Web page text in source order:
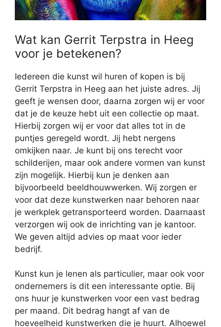
Wat kan Gerrit Terpstra in Heeg
voor je betekenen?
Iedereen die kunst wil huren of kopen is bij
Gerrit Terpstra in Heeg aan het juiste adres. Jij
geeft je wensen door, daarna zorgen wij er voor
dat je de keuze hebt uit een collectie op maat.
Hierbij zorgen wij er voor dat alles tot in de
puntjes geregeld wordt. Jij hebt nergens
omkijken naar. Je kunt bij ons terecht voor
schilderijen, maar ook andere vormen van kunst
zijn mogelijk. Hierbij kun je denken aan
bijvoorbeeld beeldhouwwerken. Wij zorgen er
voor dat deze kunstwerken naar behoren naar
je werkplek getransporteerd worden. Daarnaast
verzorgen wij ook de inrichting van je kantoor.
We geven altijd advies op maat voor ieder
bedrijf.
Kunst kun je lenen als particulier, maar ook voor
ondernemers is dit een interessante optie. Bij
ons huur je kunstwerken voor een vast bedrag
per maand. Dit bedrag hangt af van de
hoeveelheid kunstwerken die je huurt. Alhoewel